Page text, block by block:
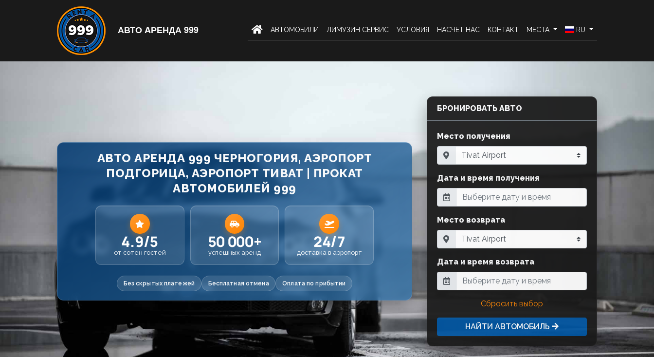
АВТО AРЕНДА 999 AВТОМОБИЛИ ЛИМУЗИН СЕРВИС УСЛОВИЯ НАСЧЕТ НАС КОНТАКТ МЕСТА RU
АВТО АРЕНДА 999 ЧЕРНОГОРИЯ, АЭРОПОРТ
ПОДГОРИЦА, АЭРОПОРТ ТИВАТ | ПРОКАТ
АВТОМОБИЛЕЙ 999
4.9/5
от сотен гостей
50 000+
успешных аренд
24/7
доставка в аэропорт
Без скрытых платежей Бесплатная отмена Оплата по прибытии
БРОНИРОВАТЬ АВТО
Место получения
Дата и время получения
Место возврата
Дата и время возврата
Сбросить выбор
НАЙТИ АВТОМОБИЛЬ